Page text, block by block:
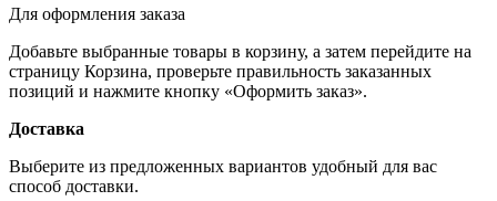
Для оформления заказа
Добавьте выбранные товары в корзину, а затем перейдите на
страницу Корзина, проверьте правильность заказанных
позиций и нажмите кнопку «Оформить заказ».
Доставка
Выберите из предложенных вариантов удобный для вас
способ доставки.